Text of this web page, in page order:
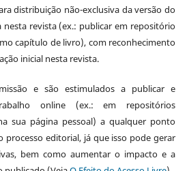
distribuição não-exclusiva da versão do
revista (ex.: publicar em repositório
capítulo de livro), com reconhecimento
inicial nesta revista.
e são estimulados a publicar e
online (ex.: em repositórios
sua página pessoal) a qualquer ponto
processo editorial, já que isso pode gerar
bem como aumentar o impacto e a